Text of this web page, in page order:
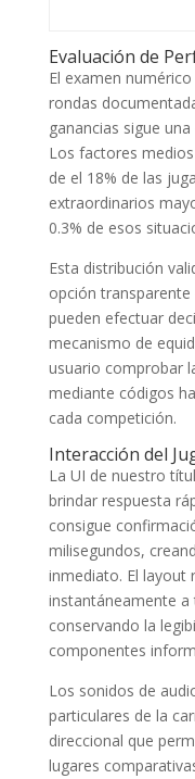
Evaluación de
El examen
rondas
ganancias sigue
Los factores
de el 18% de las
extraordinarios
0.3% de esos
Esta distribución
opción
pueden efectuar
mecanismo de
usuario comprobar
mediante códigos
cada competición.
Interacción del
La UI de nuestro
brindar respuesta
consigue
milisegundos,
inmediato. El layout
instantáneamente a
conservando la
componentes
Los sonidos de
particulares de la
direccional que
lugares